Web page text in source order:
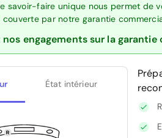
savoir-faire unique nous permet de
couverte par notre garantie
nos engagements sur la
État intérieur